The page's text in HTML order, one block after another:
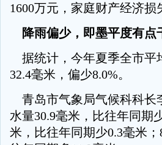
1600万元，家庭财产经济损
降雨偏少，即墨平度有点
据统计，今年夏季全市平
32.4毫米，偏少8.0%。
青岛市气象局气候科科长
水量30.9毫米，比往年同期
米，比往年同期少0.3毫米